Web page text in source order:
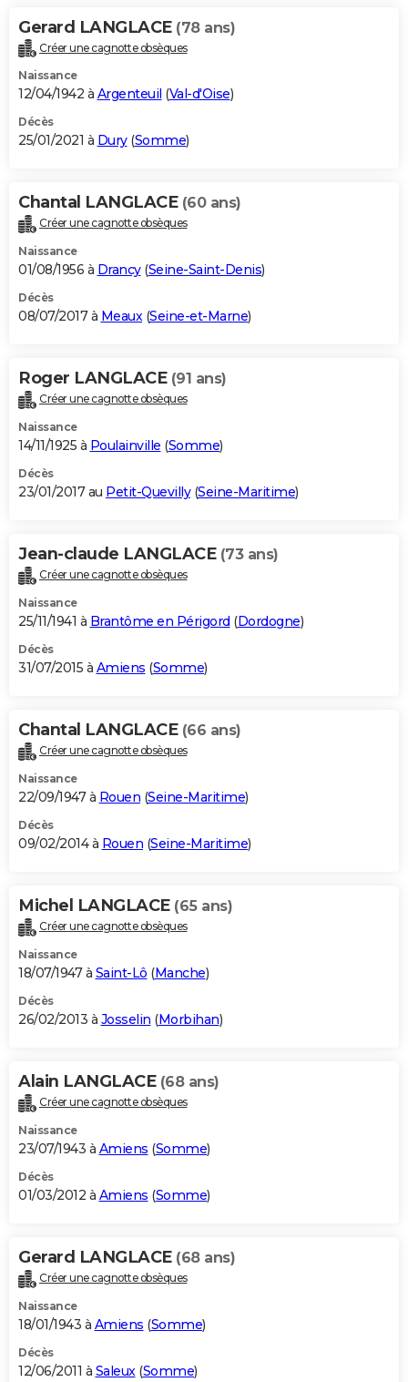
Gerard LANGLACE (78 ans)
Créer une cagnotte obsèques
Naissance
12/04/1942 à Argenteuil (Val-d'Oise)
Décès
25/01/2021 à Dury(Somme)
Chantal LANGLACE (60 ans)
Créer une cagnotte obsèques
Naissance
01/08/1956 à Drancy(Seine-Saint-Denis)
Décès
08/07/2017 à Meaux(Seine-et-Marne)
Roger LANGLACE (91 ans)
Créer une cagnotte obsèques
Naissance
14/11/1925 à Poulainville (Somme)
Décès
23/01/2017 au Petit-Quevilly(Seine-Maritime)
Jean-claude LANGLACE (73 ans)
Créer une cagnotte obsèques
Naissance
25/11/1941 à Brantôme en Périgord (Dordogne)
Décès
31/07/2015 à Amiens (Somme)
Chantal LANGLACE (66 ans)
Créer une cagnotte obsèques
Naissance
22/09/1947 à Rouen (Seine-Maritime)
Décès
09/02/2014 à Rouen (Seine-Maritime)
Michel LANGLACE (65 ans)
Créer une cagnotte obsèques
Naissance
18/07/1947 à Saint-Lô (Manche)
Décès
26/02/2013 à Josselin (Morbihan)
Alain LANGLACE (68 ans)
Créer une cagnotte obsèques
Naissance
23/07/1943 à Amiens (Somme)
Décès
01/03/2012 à Amiens (Somme)
Gerard LANGLACE (68 ans)
Créer une cagnotte obsèques
Naissance
18/01/1943 à Amiens (Somme)
Décès
12/06/2011 à Saleux(Somme)